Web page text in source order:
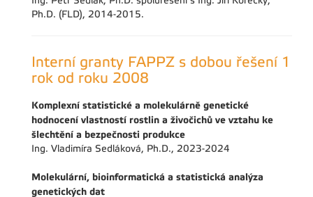
Ph.D. (FLD), 2014-2015.
Interní granty FAPPZ s dobou řešení 1
rok od roku 2008
Komplexní statistické a molekulárně genetické
hodnocení vlastností rostlin a živočichů ve vztahu ke
šlechtění a bezpečnosti produkce
Ing. Vladimíra Sedláková, Ph.D., 2023-2024
Molekulární, bioinformatická a statistická analýza
genetických dat